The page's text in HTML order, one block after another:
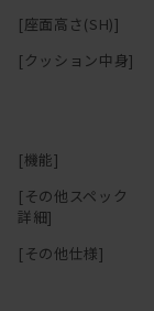
[座面高さ(SH)]
[クッション中身]
[機能]
[その他スペック
詳細]
[その他仕様]